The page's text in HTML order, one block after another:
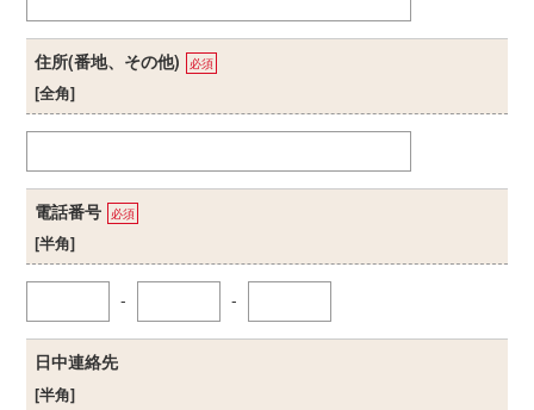
住所(番地、その他) 必須
[全角]
電話番号 必須
[半角]
- -
日中連絡先
[半角]